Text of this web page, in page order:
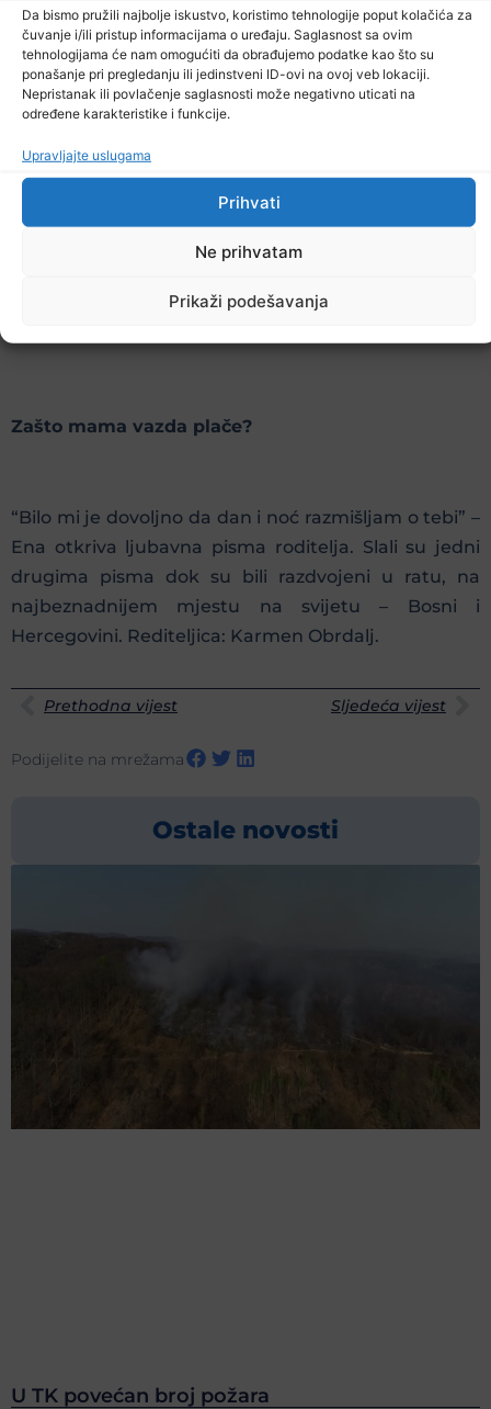
Da bismo pružili najbolje iskustvo, koristimo tehnologije poput kolačića za
čuvanje i/ili pristup informacijama o uređaju. Saglasnost sa ovim
tehnologijama će nam omogućiti da obrađujemo podatke kao što su
ponašanje pri pregledanju ili jedinstveni ID-ovi na ovoj veb lokaciji.
Nepristanak ili povlačenje saglasnosti može negativno uticati na
određene karakteristike i funkcije.
Upravljajte uslugama
Prihvati
Ne prihvatam
Prikaži podešavanja
Bruno Pavić.
Korijeni
Dok sam putovao do bake kako bih joj pomogao u
berbi lješnjaka, sjećaju me se djetinjstva. Posao nije
naporan, ali misli dok radim jesu. Moram se suočiti s
dragom koju sam tragično izgubio. Reditelj: Stefan
Zašto mama vazda plače?
“Bilo mi je dovoljno da dan i noć razmišljam o tebi” –
Ena otkriva ljubavna pisma roditelja. Slali su jedni
drugima pisma dok su bili razdvojeni u ratu, na
najbeznadnijem mjestu na svijetu – Bosni i
Hercegovini. Rediteljica: Karmen Obrdalj.
Prethodna vijest Sljedeća vijest
Podijelite na mrežama
Ostale novosti
U TK povećan broj požara